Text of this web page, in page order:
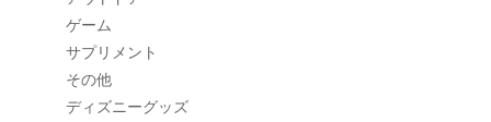
ゲーム
サプリメント
その他
ディズニーグッズ